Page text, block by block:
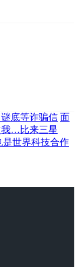
底等诈骗信 面
我…比来三星
是世界科技合作